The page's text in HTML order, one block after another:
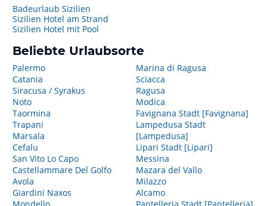
Badeurlaub Sizilien
Sizilien Hotel am Strand
Sizilien Hotel mit Pool
Beliebte Urlaubsorte
Palermo
Catania
Siracusa / Syrakus
Noto
Taormina
Trapani
Marsala
Cefalu
San Vito Lo Capo
Castellammare Del Golfo
Avola
Giardini Naxos
Marina di Ragusa
Sciacca
Ragusa
Modica
Favignana Stadt [Favignana]
Lampedusa Stadt
[Lampedusa]
Lipari Stadt [Lipari]
Messina
Mazara del Vallo
Milazzo
Alcamo